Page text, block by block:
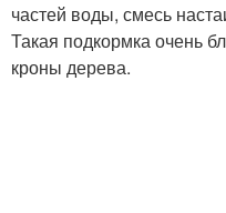
частей воды, смесь
Такая подкормка очень
кроны дерева.